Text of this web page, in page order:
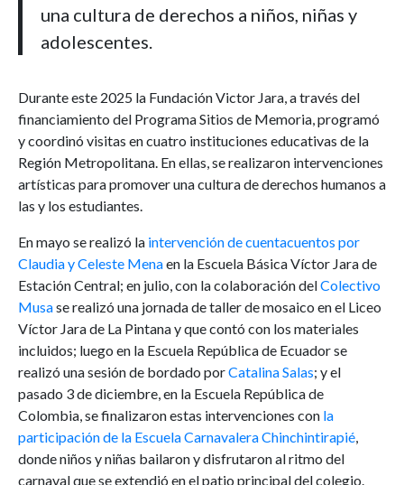
una cultura de derechos a niños, niñas y
adolescentes.
Durante este 2025 la Fundación Victor Jara, a través del
financiamiento del Programa Sitios de Memoria, programó
y coordinó visitas en cuatro instituciones educativas de la
Región Metropolitana. En ellas, se realizaron intervenciones
artísticas para promover una cultura de derechos humanos a
las y los estudiantes.
En mayo se realizó la intervención de cuentacuentos por
Claudia y Celeste Menaen la Escuela Básica Víctor Jara de
Estación Central; en julio, con la colaboración delColectivo
Musase realizó una jornada de taller de mosaico en el Liceo
Víctor Jara de La Pintana y que contó con los materiales
incluidos; luego en la Escuela República de Ecuador se
realizó una sesión de bordado porCatalina Salas; y el
pasado 3 de diciembre, en la Escuela República de
Colombia, se finalizaron estas intervenciones con la
participación de la Escuela Carnavalera Chinchintirapié,
donde niños y niñas bailaron y disfrutaron al ritmo del
carnaval que se extendió en el patio principal del colegio.